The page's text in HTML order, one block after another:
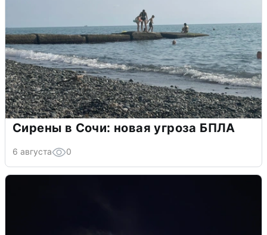
Сирены в Сочи: новая угроза БПЛА
6 августа 0